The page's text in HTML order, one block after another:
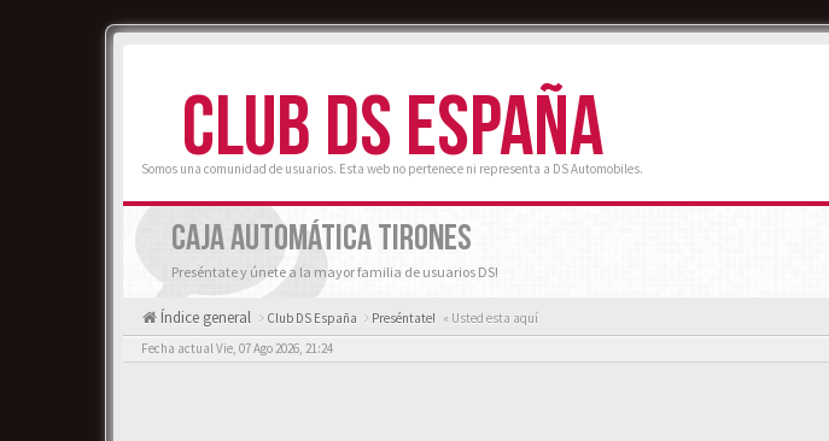
CLUB DS ESPAÑA
Somos una comunidad de usuarios. Esta web no pertenece ni representa a DS Automobiles.
CAJA AUTOMÁTICA TIRONES
Preséntate y únete a la mayor familia de usuarios DS!
Índice general Club DS España Preséntate! « Usted esta aquí
Fecha actual Vie, 07 Ago 2026, 21:24